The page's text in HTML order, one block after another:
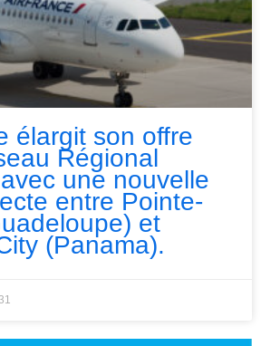
élargit son offre
Régional
une nouvelle
entre Pointe-
et
(Panama).